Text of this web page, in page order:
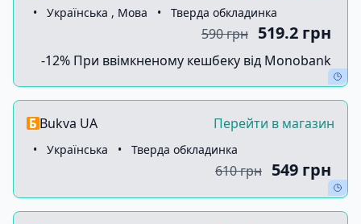
• Українська , Мова • Тверда обкладинка
590 грн 519.2 грн
-12% При ввімкненому кешбеку від Monobank
Bukva UA Перейти в магазин
• Українська • Тверда обкладинка
610 грн 549 грн